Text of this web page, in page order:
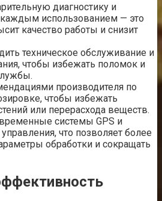
диагностику и
каждым использованием — это
качество работы и снизит
техническое обслуживание и
чтобы избежать поломок и
производителя по
чтобы избежать
или перерасхода веществ.
системы GPS и
что позволяет более
обработки и сокращать